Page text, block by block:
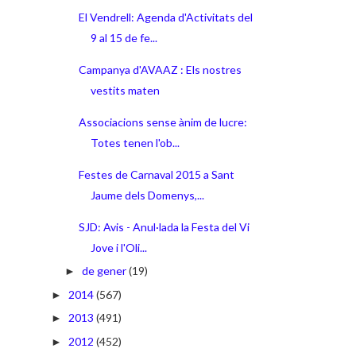
El Vendrell: Agenda d'Activitats del
9 al 15 de fe...
Campanya d'AVAAZ : Els nostres
vestits maten
Associacions sense ànim de lucre:
Totes tenen l'ob...
Festes de Carnaval 2015 a Sant
Jaume dels Domenys,...
SJD: Avis - Anul·lada la Festa del Vi
Jove i l'Oli...
► de gener(19)
► 2014(567)
► 2013 (491)
► 2012 (452)